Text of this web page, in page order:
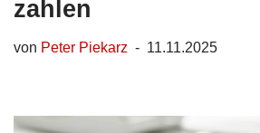
zahlen
von Peter Piekarz 11.11.2025